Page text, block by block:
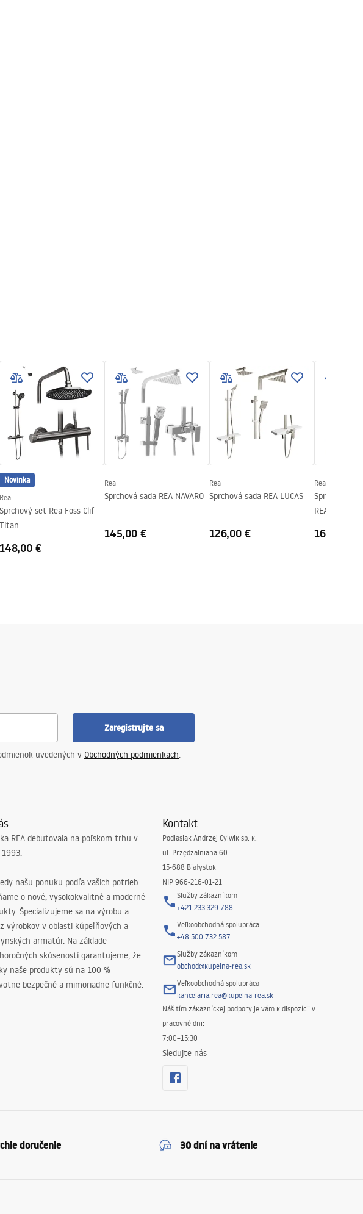
Novinka
Rea
Sprchový set Rea Foss Clif
Titan
148,00 €
Rea
Sprchová sada REA NAVARO
145,00 €
Rea
Sprchová sada REA LUCAS
126,00 €
Rea
Sprchový set
REA ARGUS
161,00 €
Zaregistrujte sa
uvedených v Obchodných podmienkach.
REA debutovala na poľskom trhu v
našu ponuku podľa vašich potrieb
o nové, vysokokvalitné a moderné
Špecializujeme sa na výrobu a
výrobkov v oblasti kúpeľňových a
armatúr. Na základe
skúseností garantujeme, že
naše produkty sú na 100 %
bezpečné a mimoriadne funkčné.
Kontakt
Podlasiak Andrzej Cylwik sp. k.
ul. Przędzalniana 60
15-688 Białystok
NIP 966-216-01-21
Služby zákazníkom
+421 233 329 788
Veľkoobchodná spolupráca
+48 500 732 587
Služby zákazníkom
obchod@kupelna-rea.sk
Veľkoobchodná spolupráca
kancelaria.rea@kupelna-rea.sk
Náš tím zákazníckej podpory je vám k dispozícii v
pracovné dni:
7:00–15:30
Sledujte nás
doručenie 30 dní na vrátenie